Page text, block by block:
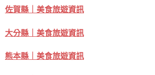
佐賀縣｜美食旅遊資訊
大分縣｜美食旅遊資訊
熊本縣｜美食旅遊資訊